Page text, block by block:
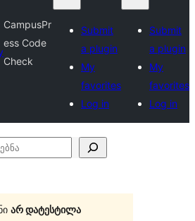
CampusPr
ess Code
Check
Submit
a plugin
My
favorites
Log in
Submit
a plugin
My
favorites
Log in
არ დატესტილა